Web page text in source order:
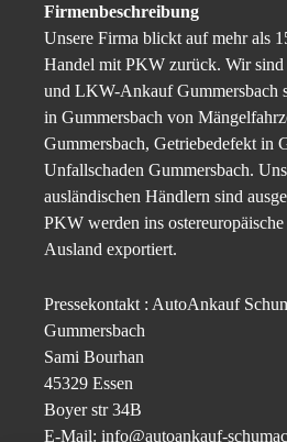
Firmenbeschreibung
Unsere Firma blickt auf mehr als
Handel mit PKW zurück. Wir
und LKW-Ankauf Gummersbach
in Gummersbach von
Gummersbach, Getriebedefekt in
Unfallschaden Gummersbach.
ausländischen Händlern sind
PKW werden ins
Ausland exportiert.
Pressekontakt : AutoAnkauf
Gummersbach
Sami Bourhan
45329 Essen
Boyer str 34B
E-Mail: info@autoankauf-